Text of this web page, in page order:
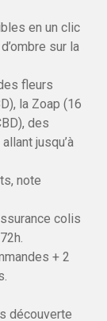
en un clic
sur la
fleurs
la Zoap (16
des
jusqu’à
note
colis
+ 2
découverte